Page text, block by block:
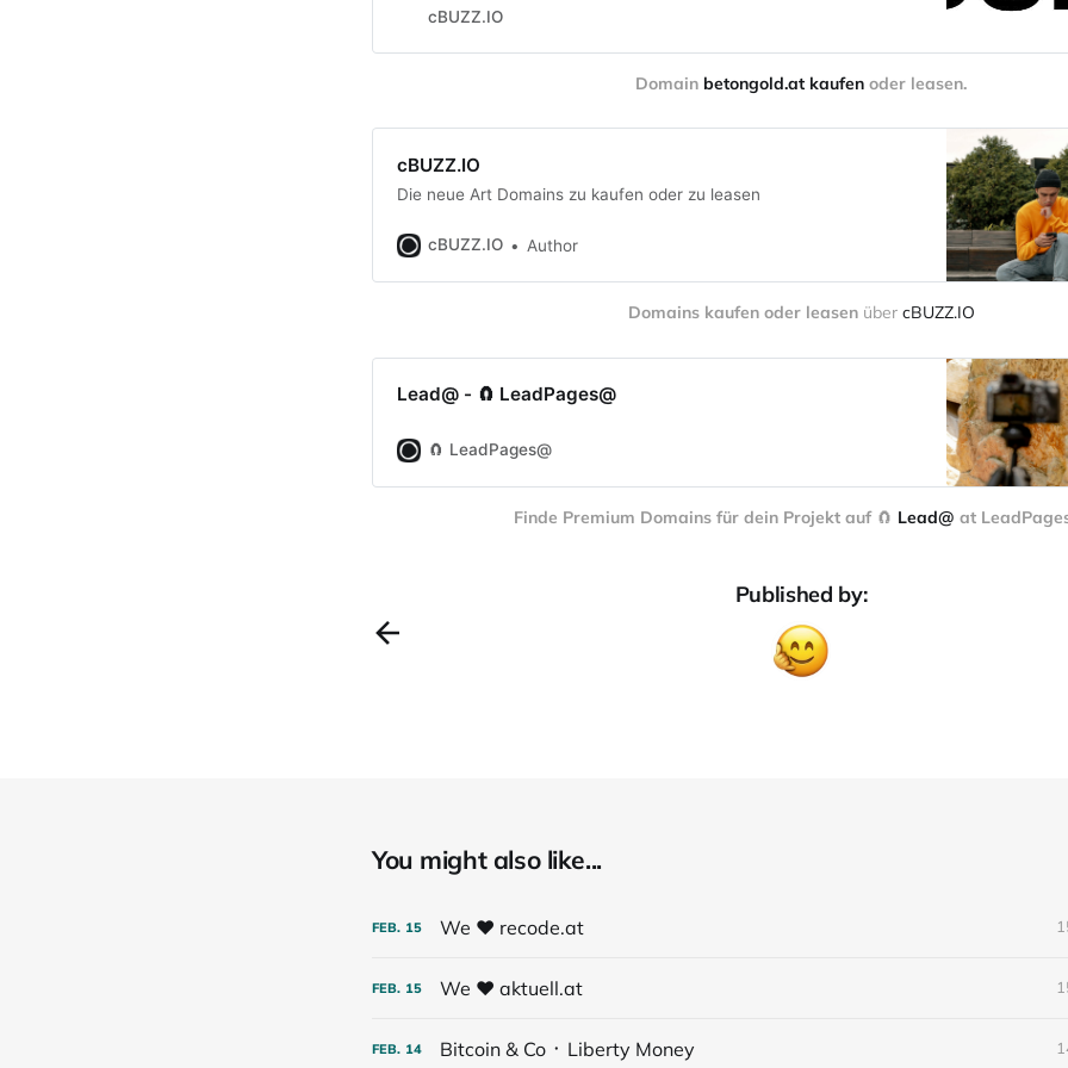
cBUZZ.IO
Domain betongold.at kaufen oder leasen.
cBUZZ.IO
Die neue Art Domains zu kaufen oder zu leasen
cBUZZ.IO Author
Domains kaufen oder leasen über cBUZZ.IO
Lead@ - 🧲 LeadPages@
🧲 LeadPages@
Finde Premium Domains für dein Projekt auf 🧲 Lead@ at
Published by:
You might also like...
FEB. 15 We ❤️ recode.at
FEB. 15 We ❤️ aktuell.at
FEB. 14 Bitcoin & Co ᛫ Liberty Money